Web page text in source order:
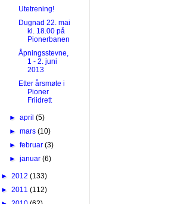
Utetrening!
Dugnad 22. mai
kl. 18.00 på
Pionerbanen
Åpningsstevne,
1 - 2. juni
2013
Etter årsmøte i
Pioner
Friidrett
►april(5)
►mars(10)
►februar(3)
►januar(6)
► 2012 (133)
► 2011 (112)